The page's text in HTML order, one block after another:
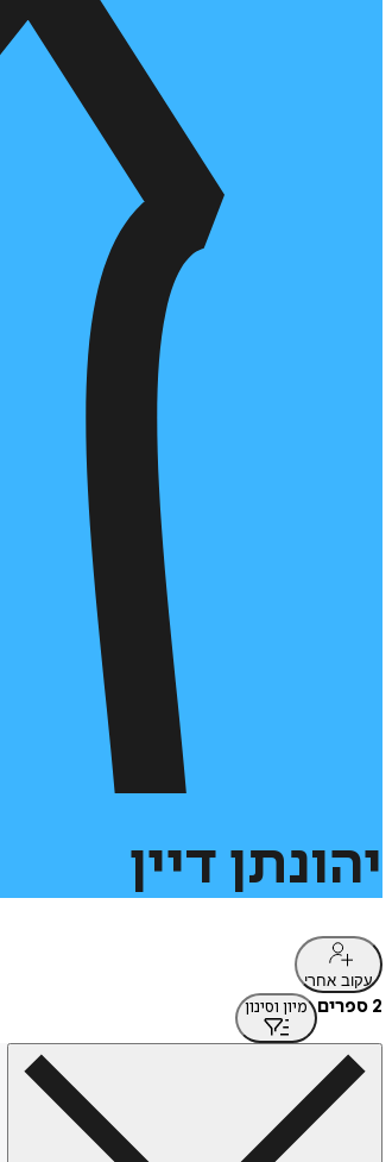
יהונתן דיין
עקוב אחרי
2 ספרים מיון וסינון